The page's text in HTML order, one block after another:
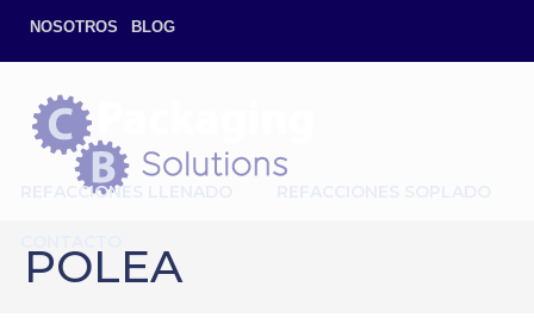
NOSOTROS BLOG
REFACCIONES LLENADO
POLEA